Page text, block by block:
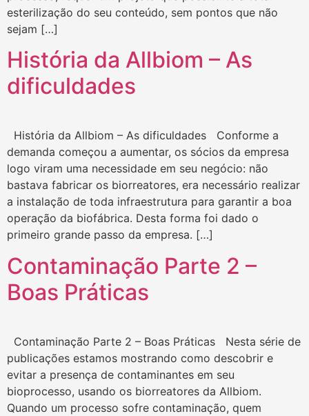
esterilização do seu conteúdo, sem pontos que não
sejam […]
História da Allbiom – As
dificuldades
História da Allbiom – As dificuldades Conforme a
demanda começou a aumentar, os sócios da empresa
logo viram uma necessidade em seu negócio: não
bastava fabricar os biorreatores, era necessário realizar
a instalação de toda infraestrutura para garantir a boa
operação da biofábrica. Desta forma foi dado o
primeiro grande passo da empresa. […]
Contaminação Parte 2 –
Boas Práticas
Contaminação Parte 2 – Boas Práticas Nesta série de
publicações estamos mostrando como descobrir e
evitar a presença de contaminantes em seu
bioprocesso, usando os biorreatores da Allbiom.
Quando um processo sofre contaminação, quem